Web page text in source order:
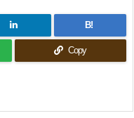
B!
Copy